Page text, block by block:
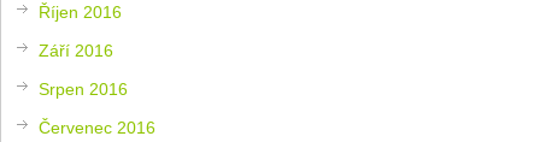
Říjen 2016
Září 2016
Srpen 2016
Červenec 2016